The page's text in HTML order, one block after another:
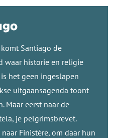
Santiago de
waar historie en religie
het geen ingeslapen
uitgaansagenda toont
Maar eerst naar de
je pelgrimsbrevet.
Finistère, om daar hun